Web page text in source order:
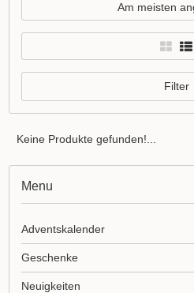
Am meisten
Filter
Keine Produkte gefunden!...
Menu
Adventskalender
Geschenke
Neuigkeiten